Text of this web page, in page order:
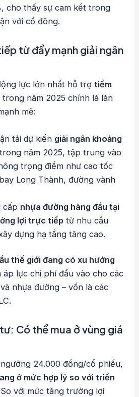
, cho thấy sự cam kết trong
với cổ đông.
từ đẩy mạnh giải ngân
lực lớn nhất hỗ trợtiềm
trong năm 2025 chính là làn
mẽ:
tải dự kiến giải ngân khoảng
trong năm 2025, tập trung vào
trọng điểm như cao tốc
Long Thành, đường vành
cấp nhựa đường hàng đầu tại
lợi trực tiếp từ nhu cầu
dựng hạ tầng tăng cao.
thế giới đang có xu hướng
áp lực chi phí đầu vào cho các
nhựa đường – vốn là các
Có thể mua ở vùng giá
24.000 đồng/cổ phiếu,
ở mức hợp lý so với triển
với mức tăng trưởng lợi